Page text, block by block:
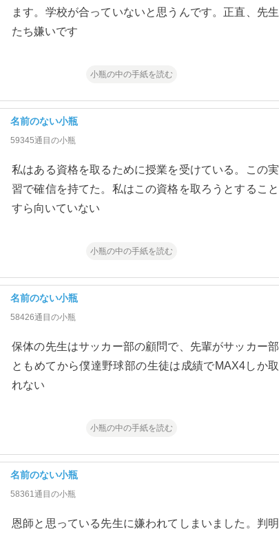
ます。学校が合っていないと思うんです。正直、先生
たち嫌いです
小瓶の中の手紙を読む
名前のない小瓶
59345通目の小瓶
私はある資格を取るために授業を受けている。この実
習で確信を持てた。私はこの資格を取ろうとすること
すら向いていない
小瓶の中の手紙を読む
名前のない小瓶
58426通目の小瓶
保体の先生はサッカー部の顧問で、先輩がサッカー部
ともめてから僕達野球部の生徒は成績でMAX4しか取
れない
小瓶の中の手紙を読む
名前のない小瓶
58361通目の小瓶
恩師と思っている先生に嫌われてしまいました。判明